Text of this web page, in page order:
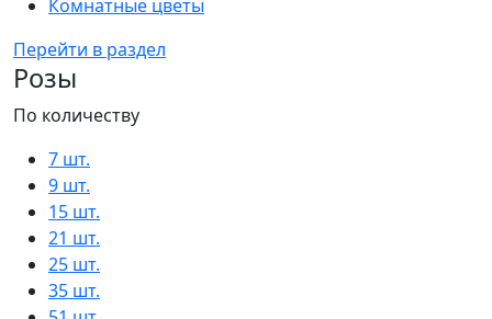
Комнатные цветы
Перейти в раздел
Розы
По количеству
7 шт.
9 шт.
15 шт.
21 шт.
25 шт.
35 шт.